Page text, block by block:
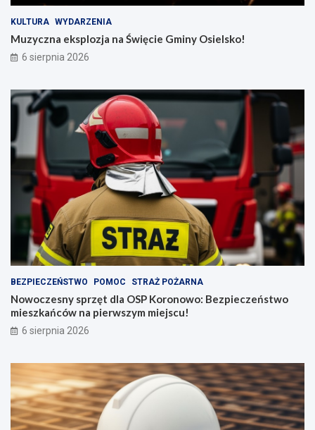
KULTURA WYDARZENIA
Muzyczna eksplozja na Święcie Gminy Osielsko!
6 sierpnia 2026
BEZPIECZEŃSTWO POMOC STRAŻ POŻARNA
Nowoczesny sprzęt dla OSP Koronowo: Bezpieczeństwo
mieszkańców na pierwszym miejscu!
6 sierpnia 2026